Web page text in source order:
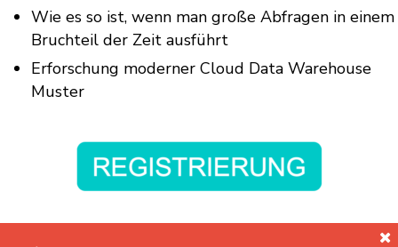
Wie es so ist, wenn man große Abfragen in einem
Bruchteil der Zeit ausführt
Erforschung moderner Cloud Data Warehouse
Muster